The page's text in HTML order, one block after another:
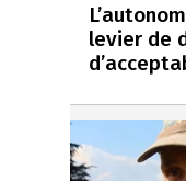
levier de